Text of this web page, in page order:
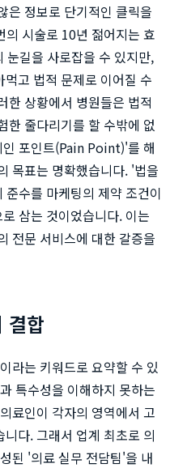
은 정보로 단기적인 클릭을
시술로 10년 젊어지는 효
길을 사로잡을 수 있지만,
고 법적 문제로 이어질 수
한 상황에서 병원들은 법적
한 줄다리기를 할 수밖에 없
포인트(Pain Point)'를 해
목표는 명확했습니다. '법을
수를 마케팅의 제약 조건이
삼는 것이었습니다. 이는
전문 서비스에 대한 갈증을
결합
라는 키워드로 요약할 수 있
특수성을 이해하지 못하는
료인이 각자의 영역에서 고
다. 그래서 업계 최초로 의
된 '의료 실무 전담팀'을 내